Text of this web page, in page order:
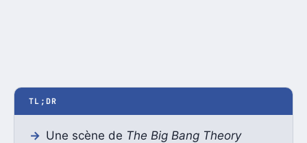
TL;DR
Une scène de The Big Bang Theory